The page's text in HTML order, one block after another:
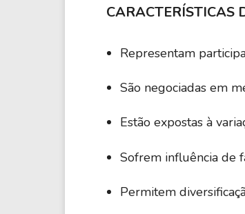
CARACTERÍSTICAS
Representam
São negociadas em
Estão expostas à
Sofrem influência de
Permitem